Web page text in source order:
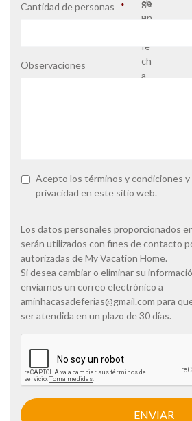
barra
Cantidad de personas *
Observaciones
P
t
c
a
d
e
p
r
v
d
d
Acepto los términos y condiciones y
privacidad en este sitio web.
Los datos personales proporcionados
serán utilizados con fines de contacto
autorizadas de My Vacation Home.
Si desea cambiar o eliminar su
enviarnos un correo electrónico a
aminhacasadeferias@gmail.com para
ser atendida en un plazo de 30 días.
T
C
H
A